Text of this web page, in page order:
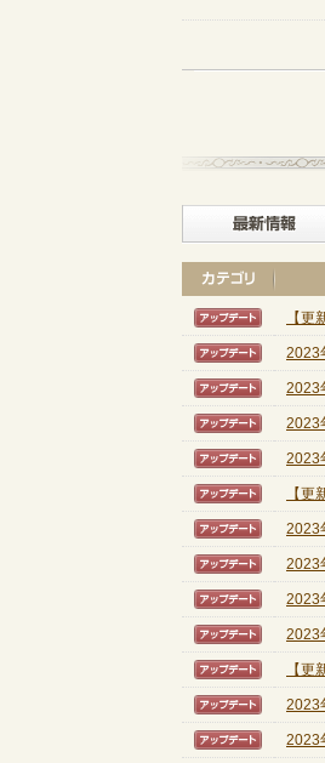
【ア
【
【ア
2023
【ア
2023
【ア
2023
【ア
2023
【ア
【
【ア
2023
【ア
2023
【ア
2023
【ア
2023
【ア
【
【ア
2023
【ア
2023